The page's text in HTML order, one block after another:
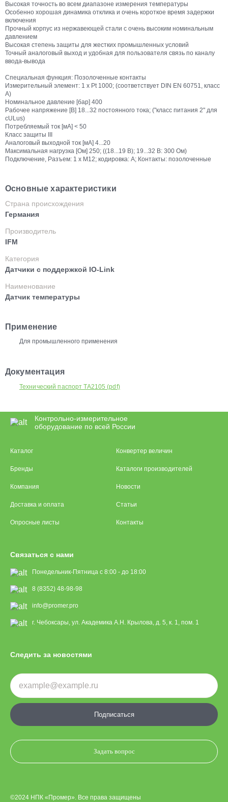
Высокая точность во всем диапазоне измерения температуры
Особенно хорошая динамика отклика и очень короткое время задержки
включения
Прочный корпус из нержавеющей стали с очень высоким номинальным
давлением
Высокая степень защиты для жестких промышленных условий
Точный аналоговый выход и удобная для пользователя связь по каналу
ввода-вывода
Специальная функция: Позолоченные контакты
Измерительный элемент: 1 x Pt 1000; (соответствует DIN EN 60751, класс
A)
Номинальное давление [бар] 400
Рабочее напряжение [В] 18...32 постоянного тока; ("класс питания 2" для
cULus)
Потребляемый ток [мА] < 50
Класс защиты III
Аналоговый выходной ток [мА] 4...20
Максимальная нагрузка [Ом] 250; ((18...19 В); 19...32 В: 300 Ом)
Подключение, Разъем: 1 x M12; кодировка: A; Контакты: позолоченные
Основные характеристики
Страна происхождения
Германия
Производитель
IFM
Категория
Датчики с поддержкой IO-Link
Наименование
Датчик температуры
Применение
Для промышленного применения
Документация
Технический паспорт TA2105 (pdf)
Контрольно-измерительное
оборудование по всей России
Каталог
Бренды
Компания
Доставка и оплата
Опросные листы
Конвертер величин
Каталоги производителей
Новости
Статьи
Контакты
Связаться с нами
Понедельник-Пятница с 8:00 - до 18:00
8 (8352) 48-98-98
info@promer.pro
г. Чебоксары, ул. Академика А.Н. Крылова, д. 5, к. 1, пом. 1
Следить за новостями
Подписаться
Задать вопрос
©2024 НПК «Промер». Все права защищены